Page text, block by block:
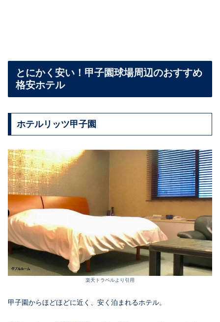
とにかく安い！甲子園球場周辺のおすすめ
格安ホテル
ホテルリッツ甲子園
楽天トラベルより引用
甲子園からほどほどに近く、安く泊まれるホテル。